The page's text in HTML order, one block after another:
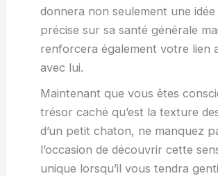
donnera non seulement une
précise sur sa santé générale
renforcera également votre lien
avec lui.
Maintenant que vous êtes
trésor caché qu’est la texture
d’un petit chaton, ne manquez
l’occasion de découvrir cette
unique lorsqu’il vous tendra